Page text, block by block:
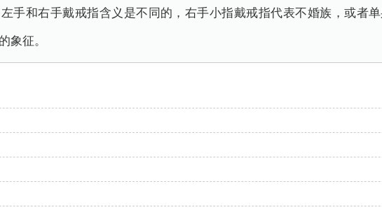
手和右手戴戒指含义是不同的，右手小指戴戒指代表不婚族，或者
象征。